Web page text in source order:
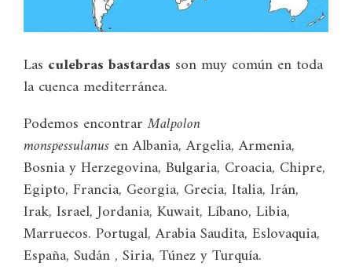
Las culebras bastardas son muy común en toda
la cuenca mediterránea.
Podemos encontrarMalpolon
monspessulanus en Albania, Argelia, Armenia,
Bosnia y Herzegovina, Bulgaria, Croacia, Chipre,
Egipto, Francia, Georgia, Grecia, Italia, Irán,
Irak, Israel, Jordania, Kuwait, Líbano, Libia,
Marruecos. Portugal, Arabia Saudita, Eslovaquia,
España, Sudán , Siria, Túnez y Turquía.